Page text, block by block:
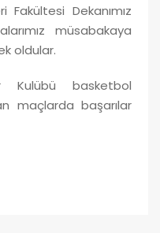
Fakültesi Dekanımız
müsabakaya
oldular.
Kulübü basketbol
maçlarda başarılar